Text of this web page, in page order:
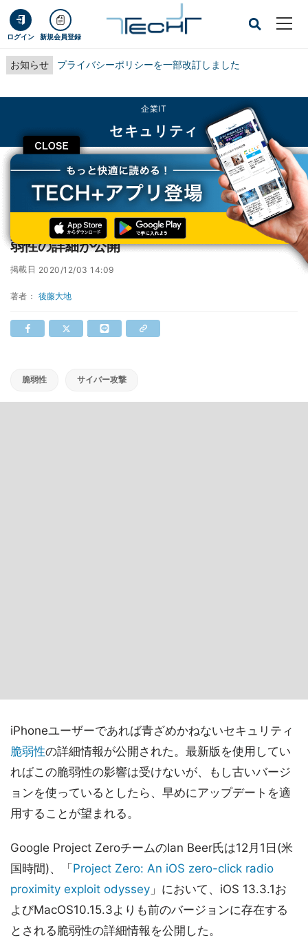
ログイン 新規会員登録
お知らせ プライバシーポリシーを一部改訂しました
CLOSE
企業IT
セキュリティ
TECH+ 企業IT
セキュリティ
AirDrop範囲のiPhoneを簡単に乗っ取れる脆弱性の詳細が公開
AirDrop範囲のiPhoneを簡単に乗っ取れる脆
弱性の詳細が公開
掲載日 2020/12/03 14:09
著者： 後藤大地
脆弱性 サイバー攻撃
iPhoneユーザーであれば青ざめかねないセキュリティ
脆弱性の詳細情報が公開された。最新版を使用してい
ればこの脆弱性の影響は受けないが、もし古いバージ
ョンを使っているとしたら、早めにアップデートを適
用することが望まれる。
Google Project ZeroチームのIan Beer氏は12月1日(米
国時間)、「 Project Zero: An iOS zero-click radio
proximity exploit odyssey 」において、iOS 13.3.1お
よびMacOS10.15.3よりも前のバージョンに存在する
とされる脆弱性の詳細情報を公開した。